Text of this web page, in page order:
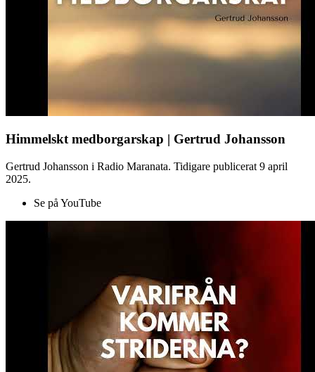
Himmelskt medborgarskap | Gertrud Johansson
Gertrud Johansson i Radio Maranata. Tidigare publicerat 9 april
2025.
Se på YouTube